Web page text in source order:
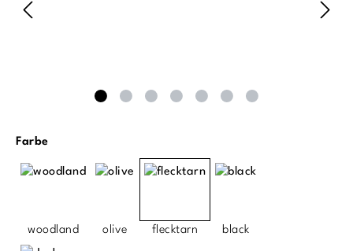
Farbeauswählen
woodland olive flecktarn black